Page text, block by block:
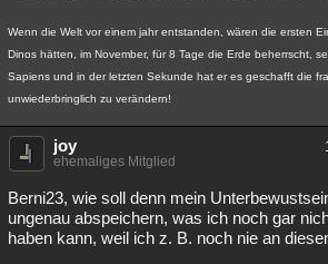
Philosophie Träume Orte Esoterik
Musik Clash Verbesserungen
Übersichten
Besucht Teilgenommen Alle Neue
Wenn die Welt vor einem jahr entstanden, wären die ersten
Dinos hätten, im November, für 8 Tage die Erde beherrscht,
Sapiens und in der letzten Sekunde hat er es geschafft die
unwiederbringlich zu verändern!
joy
ehemaliges Mitglied
Berni23, wie soll denn mein
ungenau abspeichern, was ich noch gar
haben kann, weil ich z. B. noch nie an